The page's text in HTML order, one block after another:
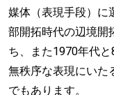
媒体（表現手段）に
部開拓時代の辺境開
ち、また1970年代
無秩序な表現にいた
でもあります。